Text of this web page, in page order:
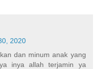
2020
dan minum anak yang
inya allah terjamin ya